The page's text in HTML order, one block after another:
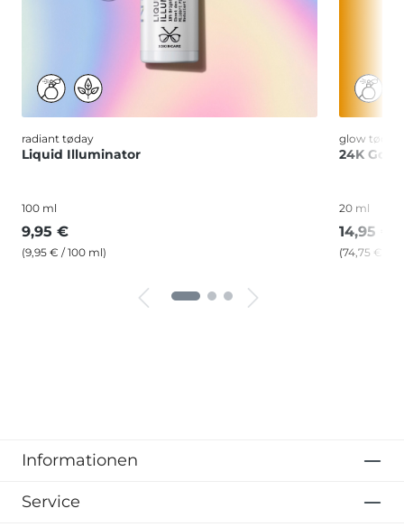
radiant tøday
Liquid Illuminator
100 ml
9,95 €
(9,95 € / 100 ml)
glow tøday
24K
20 ml
14,95 €
(74,75 € /
Informationen
Service